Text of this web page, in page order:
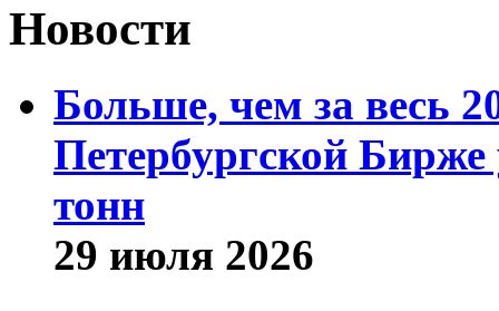
Новости
Больше, чем за весь
Петербургской
тонн
29 июля 2026